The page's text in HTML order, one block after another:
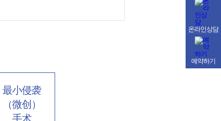
最小侵袭
（微创）
手术
온라인상담
예약하기